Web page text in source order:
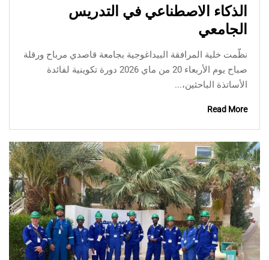
الذكاء الاصطناعي في التدريس
الجامعي
نظّمت خلية المرافقة البيداغوجية بجامعة قاصدي مرباح ورقلة
صباح يوم الأربعاء 20 من ماي 2026 دورة تكوينية لفائدة
الأساتذة الباحثين،...
Read More